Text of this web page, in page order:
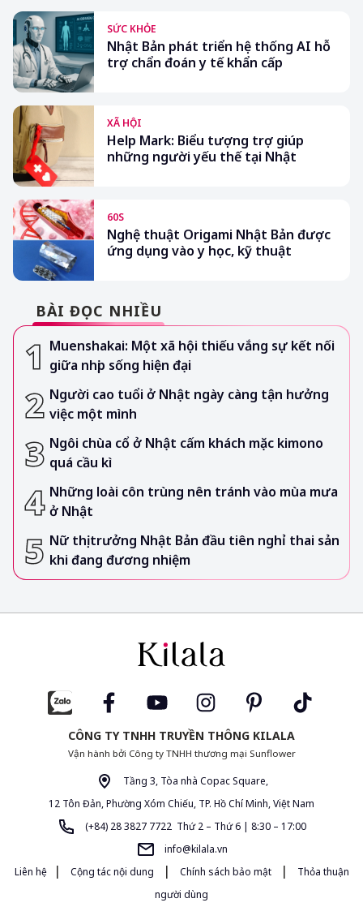
SỨC KHỎE
Nhật Bản phát triển hệ thống AI hỗ
trợ chẩn đoán y tế khẩn cấp
XÃ HỘI
Help Mark: Biểu tượng trợ giúp
những người yếu thế tại Nhật
60S
Nghệ thuật Origami Nhật Bản được
ứng dụng vào y học, kỹ thuật
BÀI ĐỌC NHIỀU
Muenshakai: Một xã hội thiếu vắng sự kết nối
giữa nhịp sống hiện đại
Người cao tuổi ở Nhật ngày càng tận hưởng
việc một mình
Ngôi chùa cổ ở Nhật cấm khách mặc kimono
quá cầu kì
Những loài côn trùng nên tránh vào mùa mưa
ở Nhật
Nữ thị trưởng Nhật Bản đầu tiên nghỉ thai sản
khi đang đương nhiệm
CÔNG TY TNHH TRUYỀN THÔNG KILALA
Vận hành bởi Công ty TNHH thương mại Sunflower
Tầng 3, Tòa nhà Copac Square,
12 Tôn Đản, Phường Xóm Chiếu, TP. Hồ Chí Minh, Việt Nam
(+84) 28 3827 7722 Thứ 2 – Thứ 6 | 8:30 – 17:00
info@kilala.vn
Liên hệ
| Cộng tác nội dung | Chính sách bảo mật |
Thỏa thuận
người dùng